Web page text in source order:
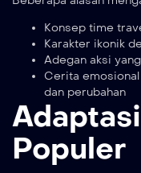
Konsep time
Karakter ikonik
Adegan aksi
Cerita
dan perubahan
Populer